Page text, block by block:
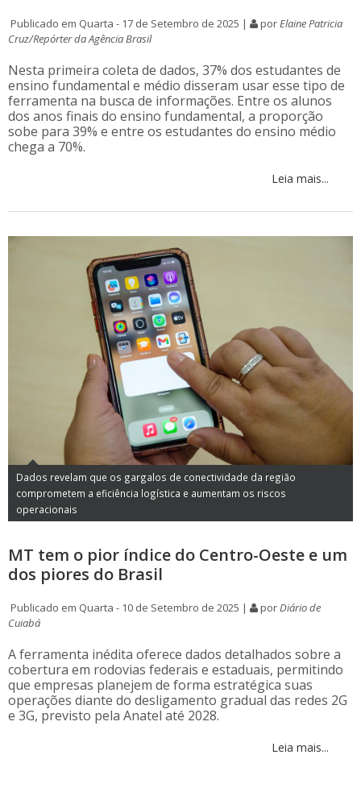
Publicado em Quarta - 17 de Setembro de 2025 | porElaine Patricia
Cruz/Repórter da Agência Brasil
Nesta primeira coleta de dados, 37% dos estudantes de
ensino fundamental e médio disseram usar esse tipo de
ferramenta na busca de informações. Entre os alunos
dos anos finais do ensino fundamental, a proporção
sobe para 39% e entre os estudantes do ensino médio
chega a 70%.
Leia mais...
Dados revelam que os gargalos de conectividade da região
comprometem a eficiência logística e aumentam os riscos
operacionais
MT tem o pior índice do Centro-Oeste e um
dos piores do Brasil
Publicado em Quarta - 10 de Setembro de 2025 | porDiário de
Cuiabá
A ferramenta inédita oferece dados detalhados sobre a
cobertura em rodovias federais e estaduais, permitindo
que empresas planejem de forma estratégica suas
operações diante do desligamento gradual das redes 2G
e 3G, previsto pela Anatel até 2028.
Leia mais...